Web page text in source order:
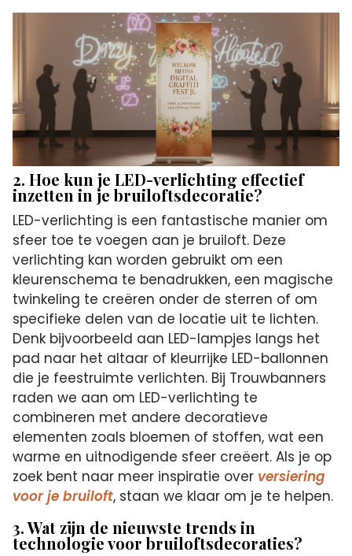
2. Hoe kun je LED-verlichting effectief
inzetten in je bruiloftsdecoratie?
LED-verlichting is een fantastische manier om
sfeer toe te voegen aan je bruiloft. Deze
verlichting kan worden gebruikt om een
kleurenschema te benadrukken, een magische
twinkeling te creëren onder de sterren of om
specifieke delen van de locatie uit te lichten.
Denk bijvoorbeeld aan LED-lampjes langs het
pad naar het altaar of kleurrijke LED-ballonnen
die je feestruimte verlichten. Bij Trouwbanners
raden we aan om LED-verlichting te
combineren met andere decoratieve
elementen zoals bloemen of stoffen, wat een
warme en uitnodigende sfeer creëert. Als je op
zoek bent naar meer inspiratie over versiering
voor je bruiloft, staan we klaar om je te helpen.
3. Wat zijn de nieuwste trends in
technologie voor bruiloftsdecoraties?